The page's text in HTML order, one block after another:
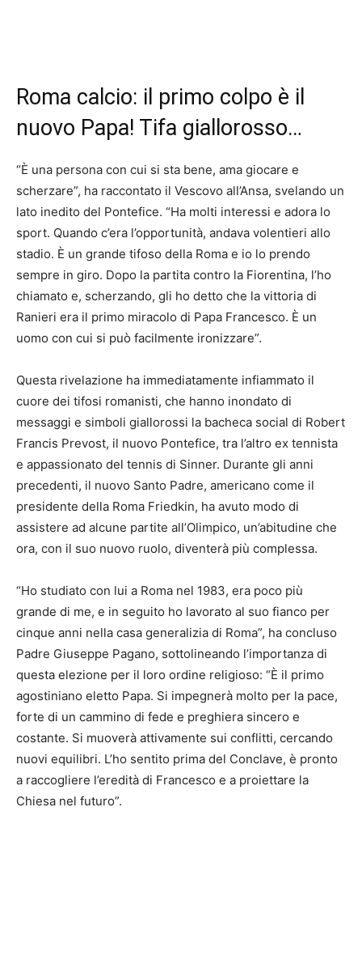
Roma calcio: il primo colpo è il
nuovo Papa! Tifa giallorosso…
“È una persona con cui si sta bene, ama giocare e
scherzare”, ha raccontato il Vescovo all’Ansa, svelando un
lato inedito del Pontefice. “Ha molti interessi e adora lo
sport. Quando c’era l’opportunità, andava volentieri allo
stadio. È un grande tifoso della Roma e io lo prendo
sempre in giro. Dopo la partita contro la Fiorentina, l’ho
chiamato e, scherzando, gli ho detto che la vittoria di
Ranieri era il primo miracolo di Papa Francesco. È un
uomo con cui si può facilmente ironizzare”.
Questa rivelazione ha immediatamente infiammato il
cuore dei tifosi romanisti, che hanno inondato di
messaggi e simboli giallorossi la bacheca social di Robert
Francis Prevost, il nuovo Pontefice, tra l’altro ex tennista
e appassionato del tennis di Sinner. Durante gli anni
precedenti, il nuovo Santo Padre, americano come il
presidente della Roma Friedkin, ha avuto modo di
assistere ad alcune partite all’Olimpico, un’abitudine che
ora, con il suo nuovo ruolo, diventerà più complessa.
“Ho studiato con lui a Roma nel 1983, era poco più
grande di me, e in seguito ho lavorato al suo fianco per
cinque anni nella casa generalizia di Roma”, ha concluso
Padre Giuseppe Pagano, sottolineando l’importanza di
questa elezione per il loro ordine religioso: “È il primo
agostiniano eletto Papa. Si impegnerà molto per la pace,
forte di un cammino di fede e preghiera sincero e
costante. Si muoverà attivamente sui conflitti, cercando
nuovi equilibri. L’ho sentito prima del Conclave, è pronto
a raccogliere l’eredità di Francesco e a proiettare la
Chiesa nel futuro”.